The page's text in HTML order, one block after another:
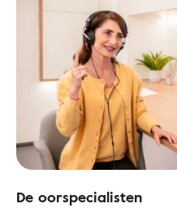
De oorspecialisten